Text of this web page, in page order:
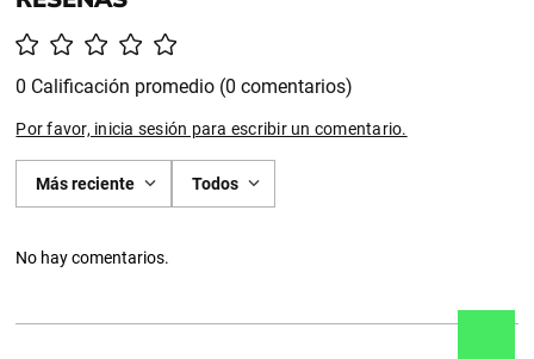
0 Calificación promedio (0 comentarios)
Por favor, inicia sesión para escribir un comentario.
Más reciente Todos
No hay comentarios.